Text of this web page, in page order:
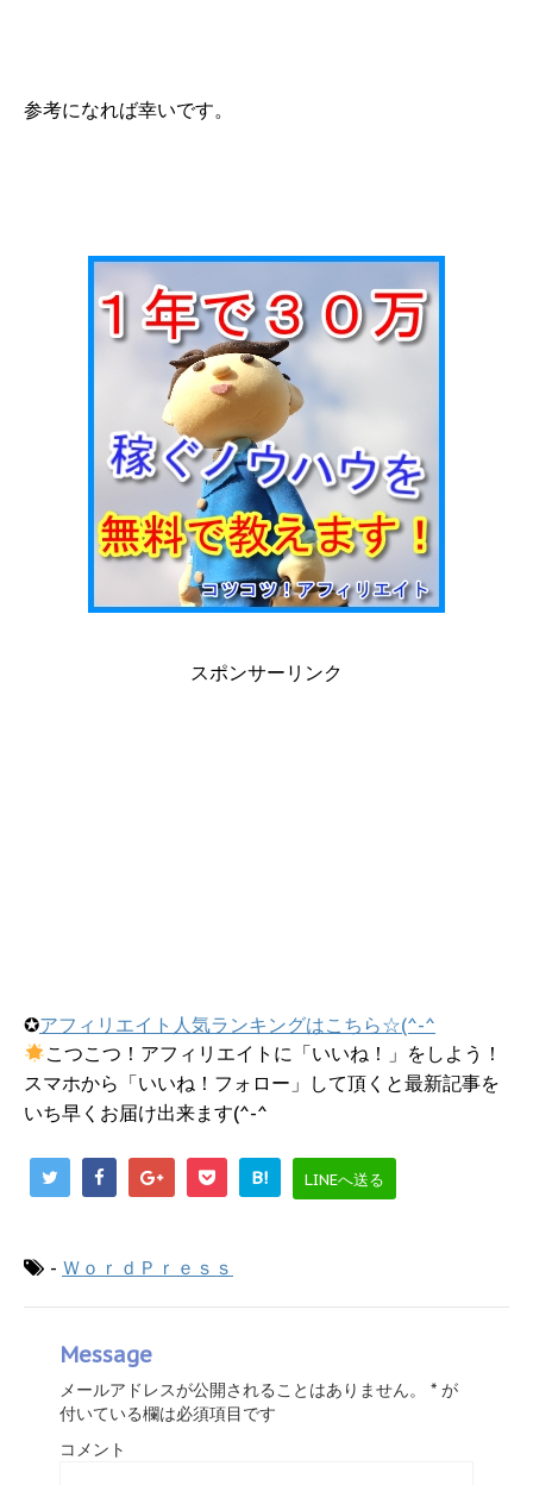
参考になれば幸いです。
スポンサーリンク
✪アフィリエイト人気ランキングはこちら☆(^-^
こつこつ！アフィリエイトに「いいね！」をしよう！
スマホから「いいね！フォロー」して頂くと最新記事を
いち早くお届け出来ます(^-^
B! LINEへ送る
- ＷｏｒｄＰｒｅｓｓ
Message
メールアドレスが公開されることはありません。 * が
付いている欄は必須項目です
コメント